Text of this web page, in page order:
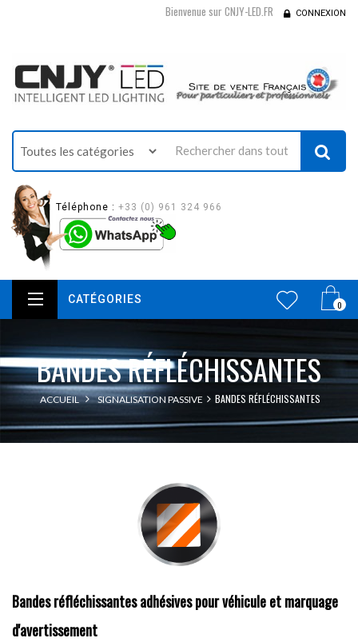
Bienvenue sur CNJY-LED.FR CONNEXION
Téléphone : +33 (0) 961 324 966
0
CATÉGORIES
BANDES RÉFLÉCHISSANTES
ACCUEIL SIGNALISATION PASSIVE BANDES RÉFLÉCHISSANTES
Bandes réfléchissantes adhésives pour véhicule et marquage
d'avertissement